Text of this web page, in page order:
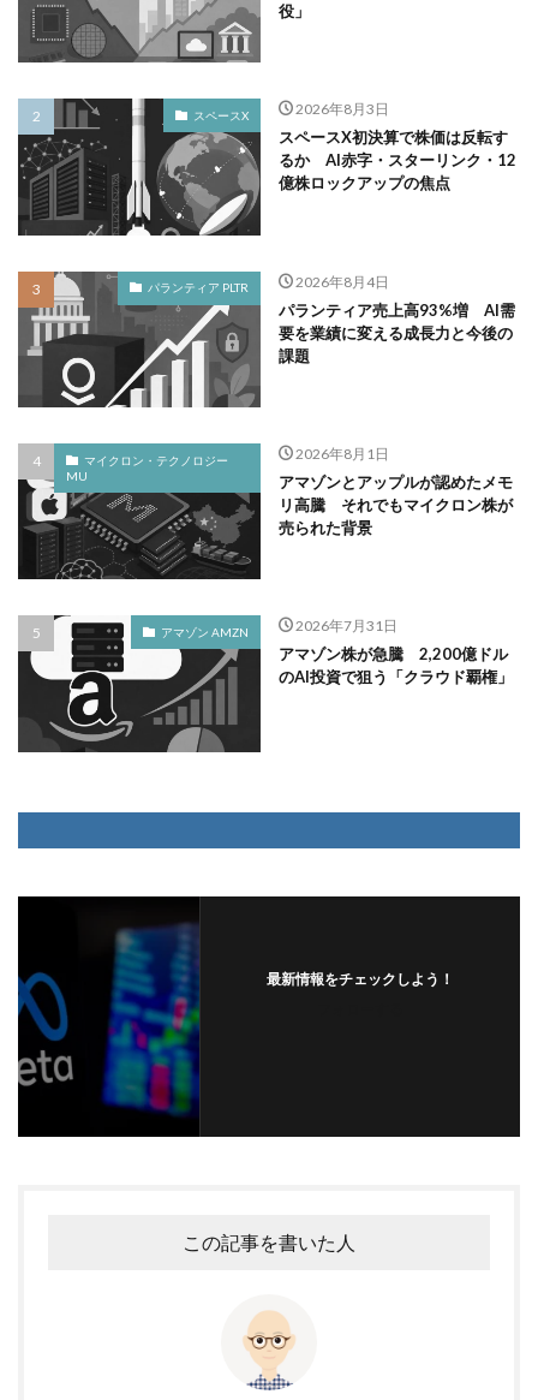
役」
スペースX 2026年8月3日
スペースX初決算で株価は反転す
るか AI赤字・スターリンク・12
億株ロックアップの焦点
パランティア PLTR 2026年8月4日
パランティア売上高93%増 AI需
要を業績に変える成長力と今後の
課題
マイクロン・テクノロジー
MU
2026年8月1日
アマゾンとアップルが認めたメモ
リ高騰 それでもマイクロン株が
売られた背景
アマゾン AMZN 2026年7月31日
アマゾン株が急騰 2,200億ドル
のAI投資で狙う「クラウド覇権」
最新情報をチェックしよう！
この記事を書いた人